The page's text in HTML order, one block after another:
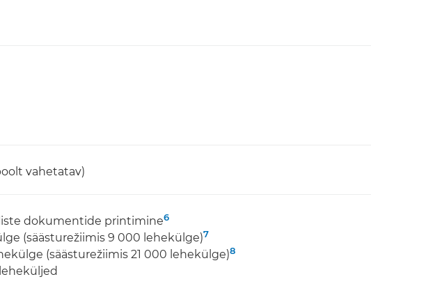
vahetatav)
dokumentide printimine6
(säästurežiimis 9 000 lehekülge)7
(säästurežiimis 21 000 lehekülge)8